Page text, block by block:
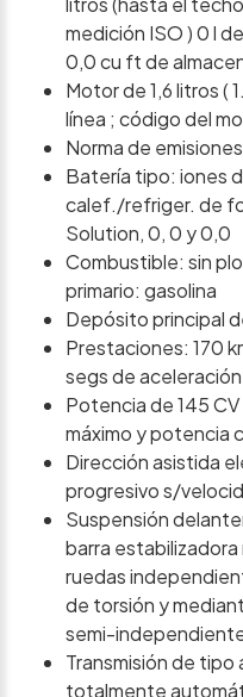
medición ISO ) 0 l
0,0 cu ft de
Motor de 1,6 litros (
línea ; código del
Norma de
Batería tipo: iones
calef./refriger. de
Solution, 0, 0 y 0,0
Combustible: sin
primario: gasolina
Depósito principal
Prestaciones: 170
segs de
Potencia de 145 CV
máximo y potencia
Dirección asistida
progresivo s/
Suspensión
barra
ruedas
de torsión y
semi-
Transmisión de
totalmente